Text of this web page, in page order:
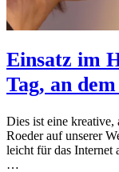
Einsatz im
Tag, an
Dies ist eine kreative,
Roeder auf unserer
leicht für das Internet
…